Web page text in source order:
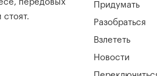
передовых
Придумать
Разобраться
Взлететь
Новости